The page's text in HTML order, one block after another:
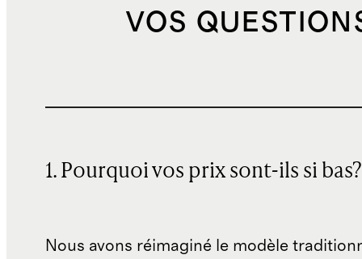
VOS
1. Pourquoi vos prix sont-ils si bas?
Nous avons réimaginé le modèle